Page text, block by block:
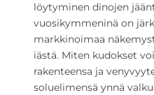
löytyminen dinojen
vuosikymmeninä on
markkinoimaa
iästä. Miten kudokset
rakenteensa ja
soluelimensä ynnä